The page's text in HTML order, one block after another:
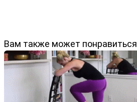
Вам также может понравиться